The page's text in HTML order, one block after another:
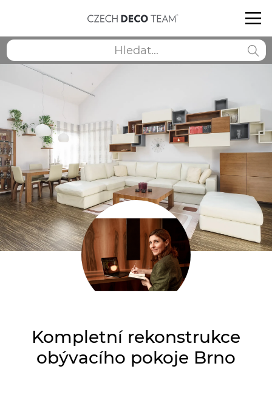
Kompletní rekonstrukce
obývacího pokoje Brno